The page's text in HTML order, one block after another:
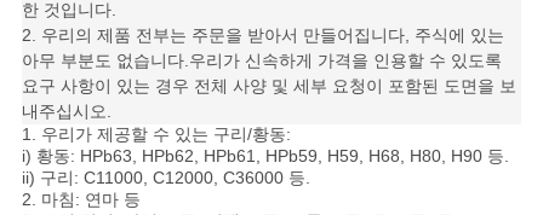
사
이
트
지
도
한 것입니다.
2. 우리의 제품 전부는 주문을 받아서 만들어집니다, 주식에 있는
아무 부분도 없습니다.우리가 신속하게 가격을 인용할 수 있도록
요구 사항이 있는 경우 전체 사양 및 세부 요청이 포함된 도면을 보
내주십시오.
1. 우리가 제공할 수 있는 구리/황동:
i) 황동: HPb63, HPb62, HPb61, HPb59, H59, H68, H80, H90 등.
ii) 구리: C11000, C12000, C36000 등.
2. 마침: 연마 등